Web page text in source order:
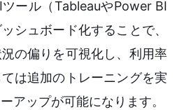
ール（TableauやPower BI
シュボード化することで、
の偏りを可視化し、利用率
は追加のトレーニングを実
アップが可能になります。